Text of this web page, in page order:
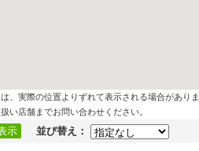
、実際の位置よりずれて表示される場合があり
い店舗までお問い合わせください。
示 並び替え：